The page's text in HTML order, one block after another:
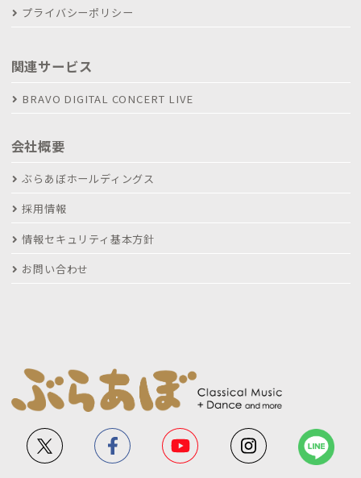
プライバシーポリシー
関連サービス
BRAVO DIGITAL CONCERT LIVE
会社概要
ぶらあぼホールディングス
採用情報
情報セキュリティ基本方針
お問い合わせ